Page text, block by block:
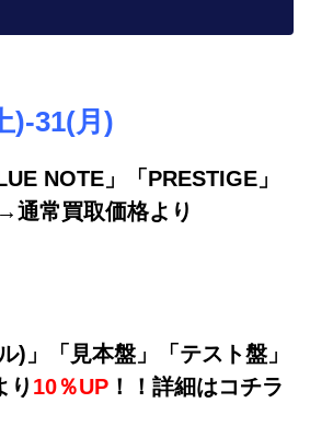
)-31(月)
NOTE」「PRESTIGE」
通常買取価格より
)」「見本盤」「テスト盤」
り 10％UP ！！詳細はコチラ